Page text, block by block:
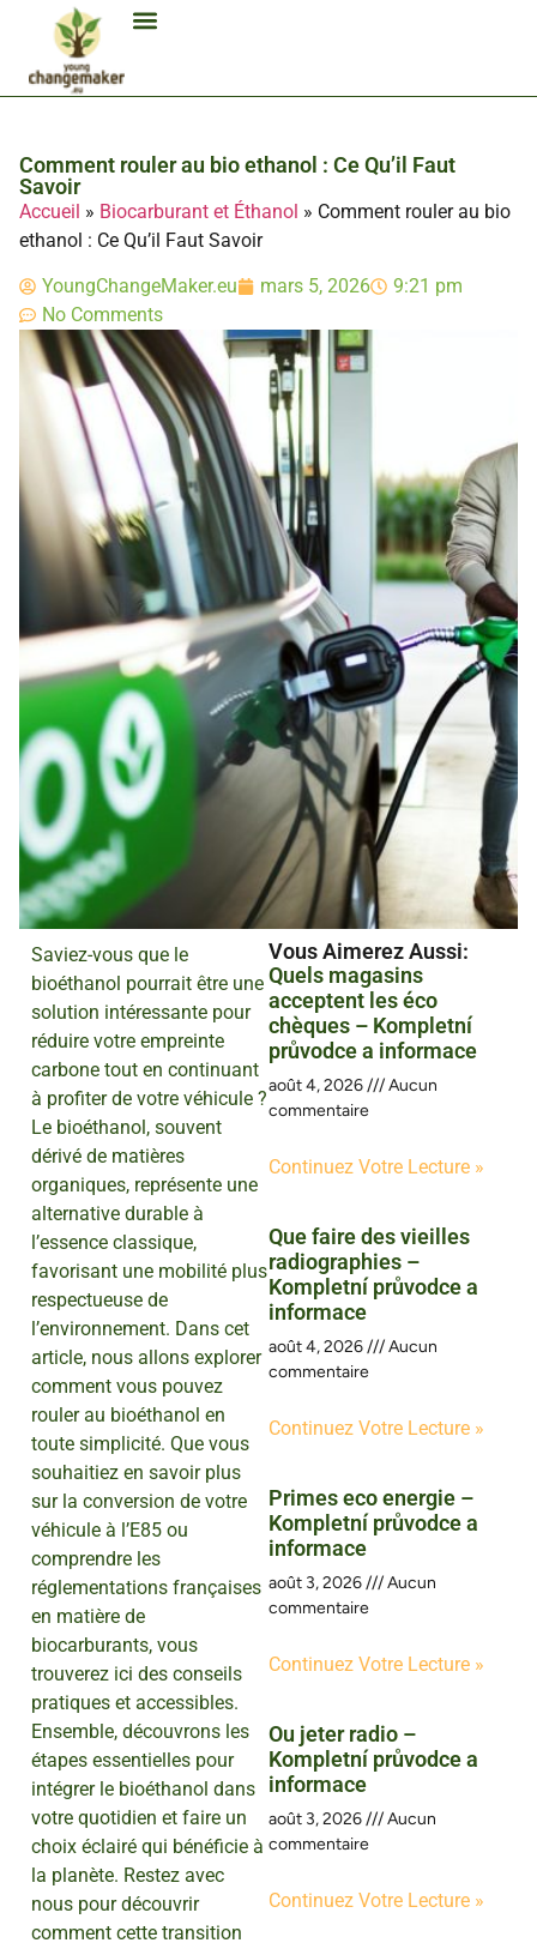
Comment rouler au bio ethanol : Ce Qu’il Faut
Savoir
Accueil » Biocarburant et Éthanol » Comment rouler au bio
ethanol : Ce Qu’il Faut Savoir
YoungChangeMaker.eu mars 5, 2026
9:21 pm
No Comments
Saviez-vous que le
bioéthanol pourrait être une
solution intéressante pour
réduire votre empreinte
carbone tout en continuant
à profiter de votre véhicule ?
Le bioéthanol, souvent
dérivé de matières
organiques, représente une
alternative durable à
l’essence classique,
favorisant une mobilité plus
respectueuse de
l’environnement. Dans cet
article, nous allons explorer
comment vous pouvez
rouler au bioéthanol en
toute simplicité. Que vous
souhaitiez en savoir plus
sur la conversion de votre
véhicule à l’E85 ou
comprendre les
réglementations françaises
en matière de
biocarburants, vous
trouverez ici des conseils
pratiques et accessibles.
Ensemble, découvrons les
étapes essentielles pour
intégrer le bioéthanol dans
votre quotidien et faire un
choix éclairé qui bénéficie à
la planète. Restez avec
nous pour découvrir
comment cette transition
Vous Aimerez Aussi :
Quels magasins
acceptent les éco
chèques – Kompletní
průvodce a informace
août 4, 2026
Aucun
commentaire
Continuez Votre Lecture »
Que faire des vieilles
radiographies –
Kompletní průvodce a
informace
août 4, 2026
Aucun
commentaire
Continuez Votre Lecture »
Primes eco energie –
Kompletní průvodce a
informace
août 3, 2026
Aucun
commentaire
Continuez Votre Lecture »
Ou jeter radio –
Kompletní průvodce a
informace
août 3, 2026
Aucun
commentaire
Continuez Votre Lecture »